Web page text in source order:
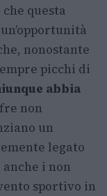
questa
nonostante
picchi di
abbia
non
un
legato
i non
sportivo in